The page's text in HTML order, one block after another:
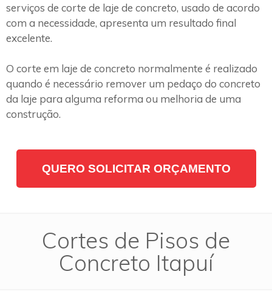
serviços de corte de laje de concreto, usado de acordo
com a necessidade, apresenta um resultado final
excelente.
O corte em laje de concreto normalmente é realizado
quando é necessário remover um pedaço do concreto
da laje para alguma reforma ou melhoria de uma
construção.
QUERO SOLICITAR ORÇAMENTO
Cortes de Pisos de
Concreto Itapuí